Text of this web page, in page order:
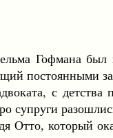
Гофмана
постоянными
с
супруги
Отто, который